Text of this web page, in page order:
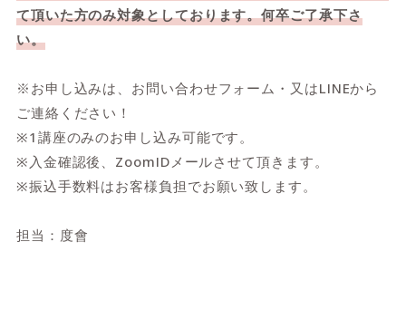
て頂いた方のみ対象としております。何卒ご了承下さ
い。
※お申し込みは、お問い合わせフォーム・又はLINEから
ご連絡ください！
※1講座のみのお申し込み可能です。
※入金確認後、ZoomIDメールさせて頂きます。
※振込手数料はお客様負担でお願い致します。
担当：度會